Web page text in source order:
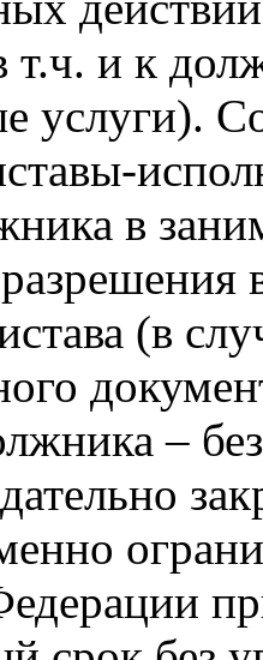
т.ч. и к
услуги).
в
(в
–